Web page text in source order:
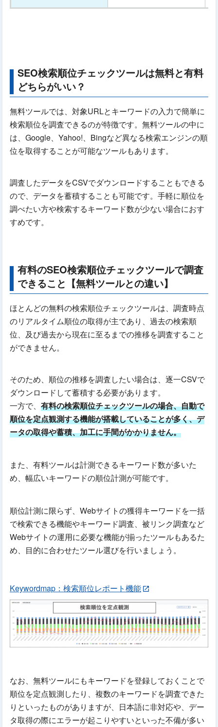
SEO検索順位チェックツールは無料と有料
どちらがいい？
無料ツールでは、対象URLとキーワードの入力で簡単に
検索順位を調査できるのが特徴です。無料ツールの中に
は、Google、Yahoo!、Bingなど異なる検索エンジンの順
位を取得することが可能なツールもあります。
調査したデータをCSVでダウンロードすることもできる
ので、データを蓄積することも可能です。手軽に順位を
調べたい方や検索するキーワード数が少ない場合におす
すめです。
有料のSEO検索順位チェックツールで調査
できること【無料ツールとの違い】
ほとんどの無料の検索順位チェックツールは、調査時点
のリアルタイム順位の取得が主であり、過去の検索順
位、及び過去から現在に至るまでの推移を調査すること
ができません。
そのため、順位の推移を調査したい場合は、逐一CSVで
ダウンロードして蓄積する必要があります。
一方で、 有料の検索順位チェックツールの場合、自動で
順位を定点観測する機能が搭載していることが多く、デ
ータの取得や蓄積、加工に手間がかかりません。
また、有料ツールは計測できるキーワード数が多いた
め、幅広いキーワードの順位計測が可能です。
順位計測に限らず、Webサイトの獲得キーワードを一括
で検索できる機能やキーワード調査、被リンク調査など
Webサイトの運用に必要な機能が揃ったツールもあるた
め、目的に合わせたツール選びを行いましょう。
Keywordmap：検索順位レポート機能
なお、無料ツールにもキーワードを登録しておくことで
順位を定点観測したり、複数のキーワードを調査できた
りといったものがありますが、日本語に非対応や、デー
タ取得の際にエラーが起こりやすいといった不備が多い